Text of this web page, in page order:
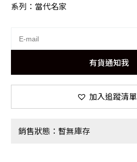
系列：當代名家
有貨通知我
加入追蹤清單
銷售狀態：暫無庫存